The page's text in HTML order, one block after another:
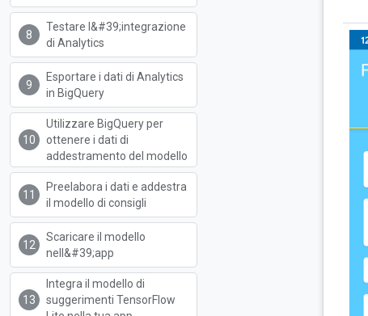
Testare l&#39;integrazione
di Analytics
Esportare i dati di Analytics
in BigQuery
Utilizzare BigQuery per
ottenere i dati di
addestramento del modello
Preelabora i dati e addestra
il modello di consigli
Scaricare il modello
nell&#39;app
Integra il modello di
suggerimenti TensorFlow